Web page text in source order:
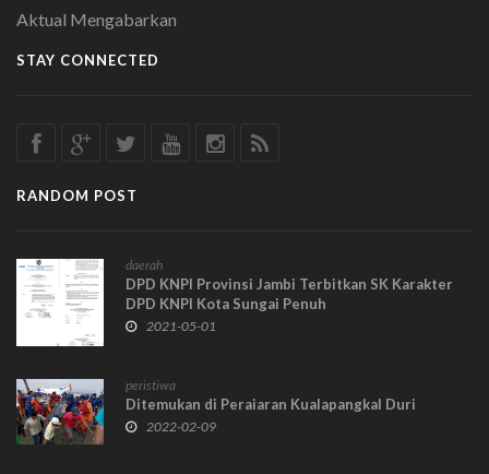
Aktual Mengabarkan
STAY CONNECTED
RANDOM POST
daerah
DPD KNPI Provinsi Jambi Terbitkan SK Karakter
DPD KNPI Kota Sungai Penuh
2021-05-01
peristiwa
Ditemukan di Peraiaran Kualapangkal Duri
2022-02-09